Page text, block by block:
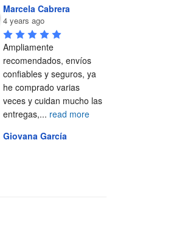
Marcela Cabrera
4 years ago
Ampliamente
recomendados, envíos
confiables y seguros, ya
he comprado varias
veces y cuidan mucho las
entregas,... read more
Giovana García